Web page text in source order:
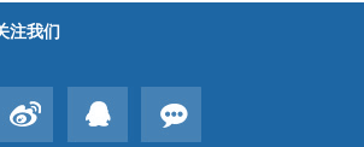
注我们